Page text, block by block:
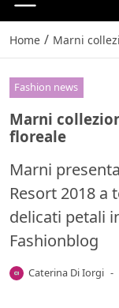
Home / Marni
Fashion news
Marni
floreale
Marni
Resort 2018 a
delicati petali
Fashionblog
Caterina Di Iorgi -